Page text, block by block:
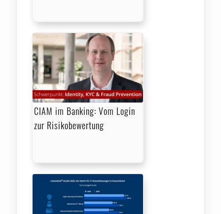
CIAM im Banking: Vom Login
zur Risikobewertung